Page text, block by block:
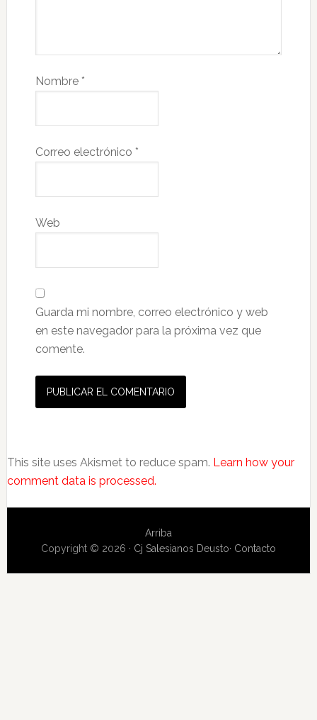
Nombre *
Correo electrónico *
Web
Guarda mi nombre, correo electrónico y web
en este navegador para la próxima vez que
comente.
This site uses Akismet to reduce spam. Learn how your
comment data is processed.
Arriba
Copyright © 2026 · Cj Salesianos Deusto· Contacto